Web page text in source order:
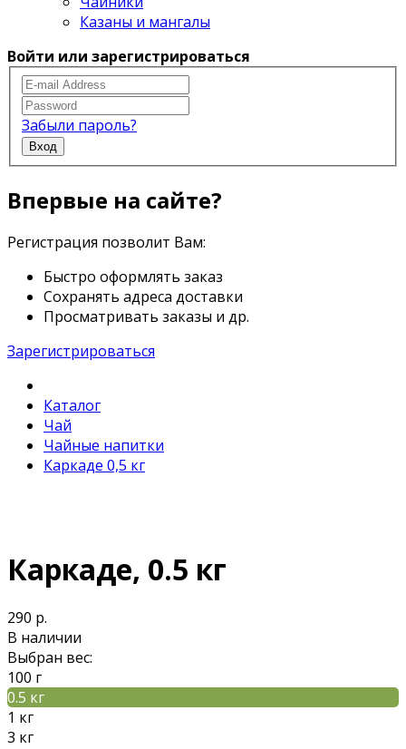
Казаны и мангалы
Войти или зарегистрироваться
Забыли пароль?
Вход
Впервые на сайте?
Регистрация позволит Вам:
Быстро оформлять заказ
Сохранять адреса доставки
Просматривать заказы и др.
Зарегистрироваться
Каталог
Чай
Чайные напитки
Каркаде 0,5 кг
Каркаде, 0.5 кг
290 р.
В наличии
Выбран вес:
100 г
0.5 кг
1 кг
3 кг